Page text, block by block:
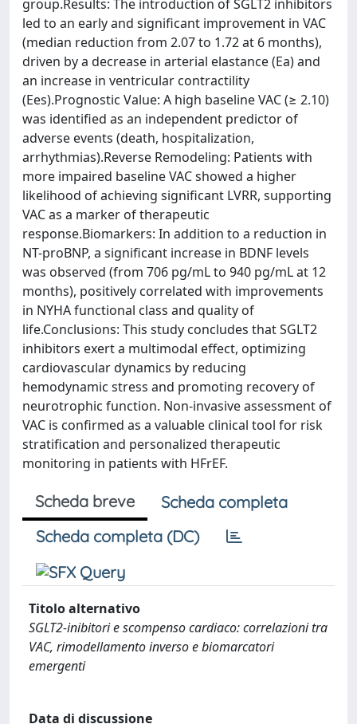
group.Results: The introduction of SGLT2 inhibitors
led to an early and significant improvement in VAC
(median reduction from 2.07 to 1.72 at 6 months),
driven by a decrease in arterial elastance (Ea) and
an increase in ventricular contractility
(Ees).Prognostic Value: A high baseline VAC (≥ 2.10)
was identified as an independent predictor of
adverse events (death, hospitalization,
arrhythmias).Reverse Remodeling: Patients with
more impaired baseline VAC showed a higher
likelihood of achieving significant LVRR, supporting
VAC as a marker of therapeutic
response.Biomarkers: In addition to a reduction in
NT-proBNP, a significant increase in BDNF levels
was observed (from 706 pg/mL to 940 pg/mL at 12
months), positively correlated with improvements
in NYHA functional class and quality of
life.Conclusions: This study concludes that SGLT2
inhibitors exert a multimodal effect, optimizing
cardiovascular dynamics by reducing
hemodynamic stress and promoting recovery of
neurotrophic function. Non-invasive assessment of
VAC is confirmed as a valuable clinical tool for risk
stratification and personalized therapeutic
monitoring in patients with HFrEF.
Scheda breve
Scheda completa
Scheda completa (DC)
Titolo alternativo
SGLT2-inibitori e scompenso cardiaco: correlazioni tra
VAC, rimodellamento inverso e biomarcatori
emergenti
Data di discussione